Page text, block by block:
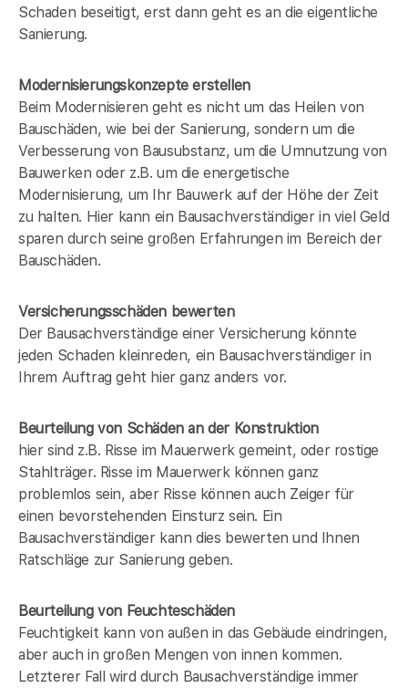
Schaden beseitigt, erst dann geht es an die eigentliche
Sanierung.
Modernisierungskonzepte erstellen
Beim Modernisieren geht es nicht um das Heilen von
Bauschäden, wie bei der Sanierung, sondern um die
Verbesserung von Bausubstanz, um die Umnutzung von
Bauwerken oder z.B. um die energetische
Modernisierung, um Ihr Bauwerk auf der Höhe der Zeit
zu halten. Hier kann ein Bausachverständiger in viel Geld
sparen durch seine großen Erfahrungen im Bereich der
Bauschäden.
Versicherungsschäden bewerten
Der Bausachverständige einer Versicherung könnte
jeden Schaden kleinreden, ein Bausachverständiger in
Ihrem Auftrag geht hier ganz anders vor.
Beurteilung von Schäden an der Konstruktion
hier sind z.B. Risse im Mauerwerk gemeint, oder rostige
Stahlträger. Risse im Mauerwerk können ganz
problemlos sein, aber Risse können auch Zeiger für
einen bevorstehenden Einsturz sein. Ein
Bausachverständiger kann dies bewerten und Ihnen
Ratschläge zur Sanierung geben.
Beurteilung von Feuchteschäden
Feuchtigkeit kann von außen in das Gebäude eindringen,
aber auch in großen Mengen von innen kommen.
Letzterer Fall wird durch Bausachverständige immer